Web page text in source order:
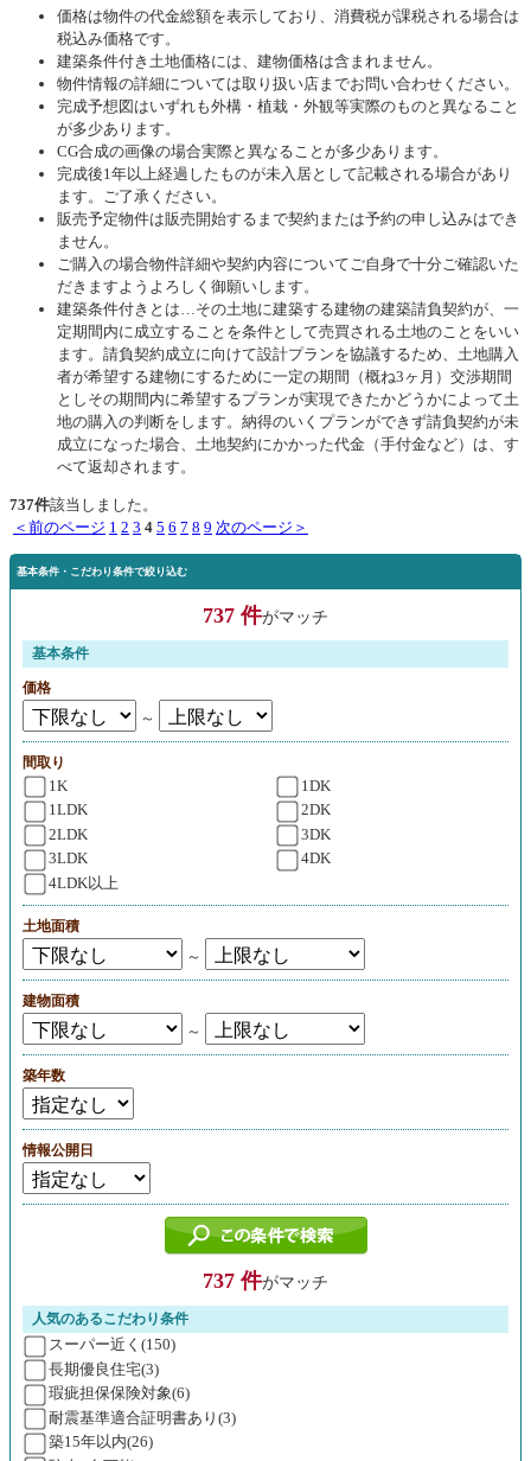
価格は物件の代金総額を表示しており、消費税が課税される場合は
税込み価格です。
建築条件付き土地価格には、建物価格は含まれません。
物件情報の詳細については取り扱い店までお問い合わせください。
完成予想図はいずれも外構・植栽・外観等実際のものと異なること
が多少あります。
CG合成の画像の場合実際と異なることが多少あります。
完成後1年以上経過したものが未入居として記載される場合があり
ます。ご了承ください。
販売予定物件は販売開始するまで契約または予約の申し込みはでき
ません。
ご購入の場合物件詳細や契約内容についてご自身で十分ご確認いた
だきますようよろしく御願いします。
建築条件付きとは…その土地に建築する建物の建築請負契約が、一
定期間内に成立することを条件として売買される土地のことをいい
ます。請負契約成立に向けて設計プランを協議するため、土地購入
者が希望する建物にするために一定の期間（概ね3ヶ月）交渉期間
としその期間内に希望するプランが実現できたかどうかによって土
地の購入の判断をします。納得のいくプランができず請負契約が未
成立になった場合、土地契約にかかった代金（手付金など）は、す
べて返却されます。
737件該当しました。
＜前のページ 1 2 3 4 5 6 7 8 9 次のページ＞
基本条件・こだわり条件で絞り込む
737 件がマッチ
基本条件
価格
～
間取り
1K
1DK
1LDK
2DK
2LDK
3DK
3LDK
4DK
4LDK以上
土地面積
～
建物面積
～
築年数
情報公開日
737 件がマッチ
人気のあるこだわり条件
スーパー近く(150)
長期優良住宅(3)
瑕疵担保保険対象(6)
耐震基準適合証明書あり(3)
築15年以内(26)